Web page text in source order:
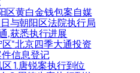
区黄白金钱包案自媒
与朝阳区法院执行局
,获悉执行进展
“北京四季大通投资
信息登记
1.唐锐案执行到位